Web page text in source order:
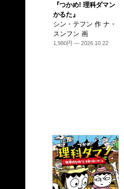
『つかめ! 理科ダマン
かるた』
シン・テフン 作 ナ・
スンフン 画
1,980円 — 2026.10.22